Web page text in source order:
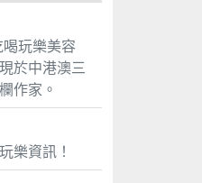
玩樂美容
於中港澳三
作家。
樂資訊！